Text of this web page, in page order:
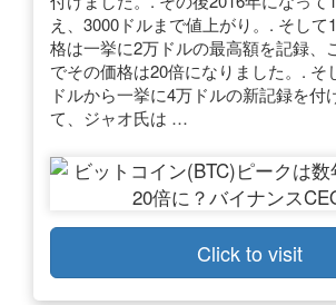
え、3000ドルまで値上がり。. そして
格は一挙に2万ドルの最高額を記録、
でその価格は20倍になりました。. そ
ドルから一挙に4万ドルの新記録を付
て、ジャオ氏は …
Click to visit